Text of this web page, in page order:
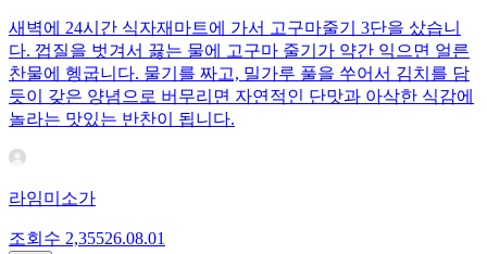
새벽에 24시간 식자재마트에 가서 고구마줄기 3단을 샀습니
다. 껍질을 벗겨서 끓는 물에 고구마 줄기가 약간 익으면 얼른
찬물에 헹굽니다. 물기를 짜고, 밀가루 풀을 쑤어서 김치를 담
듯이 갖은 양념으로 버무리면 자연적인 단맛과 아삭한 식감에
놀라는 맛있는 반찬이 됩니다.
라임미소가
조회수 2,35526.08.01